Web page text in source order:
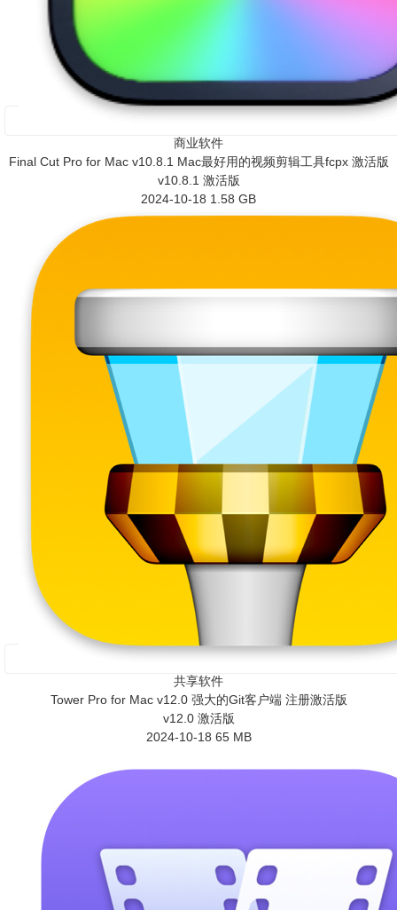
商业软件
Final Cut Pro for Mac v10.8.1 Mac最好用的视频剪辑工具fcpx 激活版
v10.8.1 激活版
2024-10-18 1.58 GB
共享软件
Tower Pro for Mac v12.0 强大的Git客户端 注册激活版
v12.0 激活版
2024-10-18 65 MB